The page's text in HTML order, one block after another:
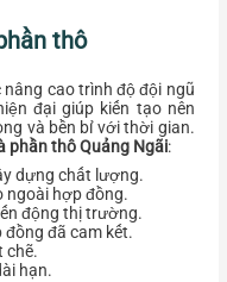
thô
cao trình độ đội ngũ
đại giúp kiến tạo nên
và bền bỉ với thời gian.
phần thô Quảng Ngãi:
dựng chất lượng.
ngoài hợp đồng.
động thị trường.
đã cam kết.
chẽ.
hạn.